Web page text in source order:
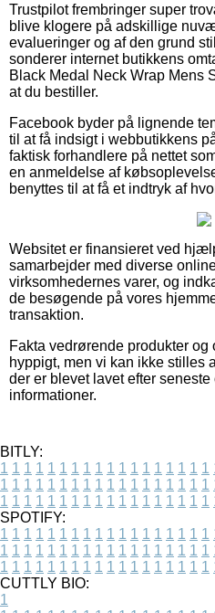
Trustpilot frembringer super
blive klogere på adskillige
evalueringer og af den grund
sonderer internet butikkens
Black Medal Neck Wrap Mens
at du bestiller.
Facebook byder på lignende
til at få indsigt i webbutikkens
faktisk forhandlere på nettet
en anmeldelse af
benyttes til at få et indtryk af
Websitet er finansieret ved
samarbejder med diverse
virksomhedernes varer, og
de besøgende på vores
transaktion.
Fakta vedrørende produkter
hyppigt, men vi kan ikke stilles
der er blevet lavet efter
informationer.
BITLY:
1 1 1 1 1 1 1 1 1 1 1 1 1 1 1 1 1 1
1 1 1 1 1 1 1 1 1 1 1 1 1 1 1 1 1 1
1 1 1 1 1 1 1 1 1 1 1 1 1 1 1 1 1 1
SPOTIFY:
1 1 1 1 1 1 1 1 1 1 1 1 1 1 1 1 1 1
1 1 1 1 1 1 1 1 1 1 1 1 1 1 1 1 1 1
1 1 1 1 1 1 1 1 1 1 1 1 1 1 1 1 1 1
CUTTLY BIO:
1